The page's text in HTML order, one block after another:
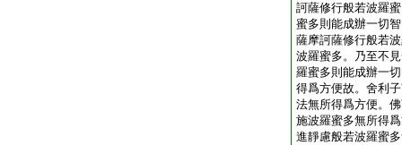
訶薩修行般若波羅
蜜多則能成辦一切
薩摩訶薩修行般若
波羅蜜多。乃至不
羅蜜多則能成辦一
得爲方便故。舍利
法無所得爲方便。
施波羅蜜多無所得
進靜慮般若波羅蜜